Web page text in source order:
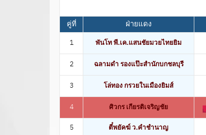
คู่ที่ ฝ่ายแดง
1 พันโท พี.เค.แสนชัยมวยไทยยิม
2
ฉลามดำ รองแป๊ะสำนักบกชลบุรี
3
โล่ทอง กรวยในเมืองยิมส์
4
ศิวกร เกียรติเจริญชัย
5
ตี๋พยัคฆ์ ว.คำชำนาญ